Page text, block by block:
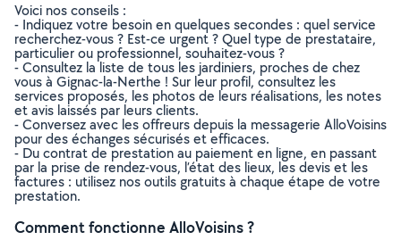
Voici nos conseils :
- Indiquez votre besoin en quelques secondes : quel service
recherchez-vous ? Est-ce urgent ? Quel type de prestataire,
particulier ou professionnel, souhaitez-vous ?
- Consultez la liste de tous les jardiniers, proches de chez
vous à Gignac-la-Nerthe ! Sur leur profil, consultez les
services proposés, les photos de leurs réalisations, les notes
et avis laissés par leurs clients.
- Conversez avec les offreurs depuis la messagerie AlloVoisins
pour des échanges sécurisés et efficaces.
- Du contrat de prestation au paiement en ligne, en passant
par la prise de rendez-vous, l’état des lieux, les devis et les
factures : utilisez nos outils gratuits à chaque étape de votre
prestation.
Comment fonctionne AlloVoisins ?